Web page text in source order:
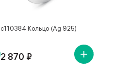
с110384 Кольцо (Ag 925)
2 870 ₽